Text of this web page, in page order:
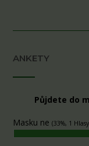
ANKETY
Půjdete do
Masku ne (33%, 1